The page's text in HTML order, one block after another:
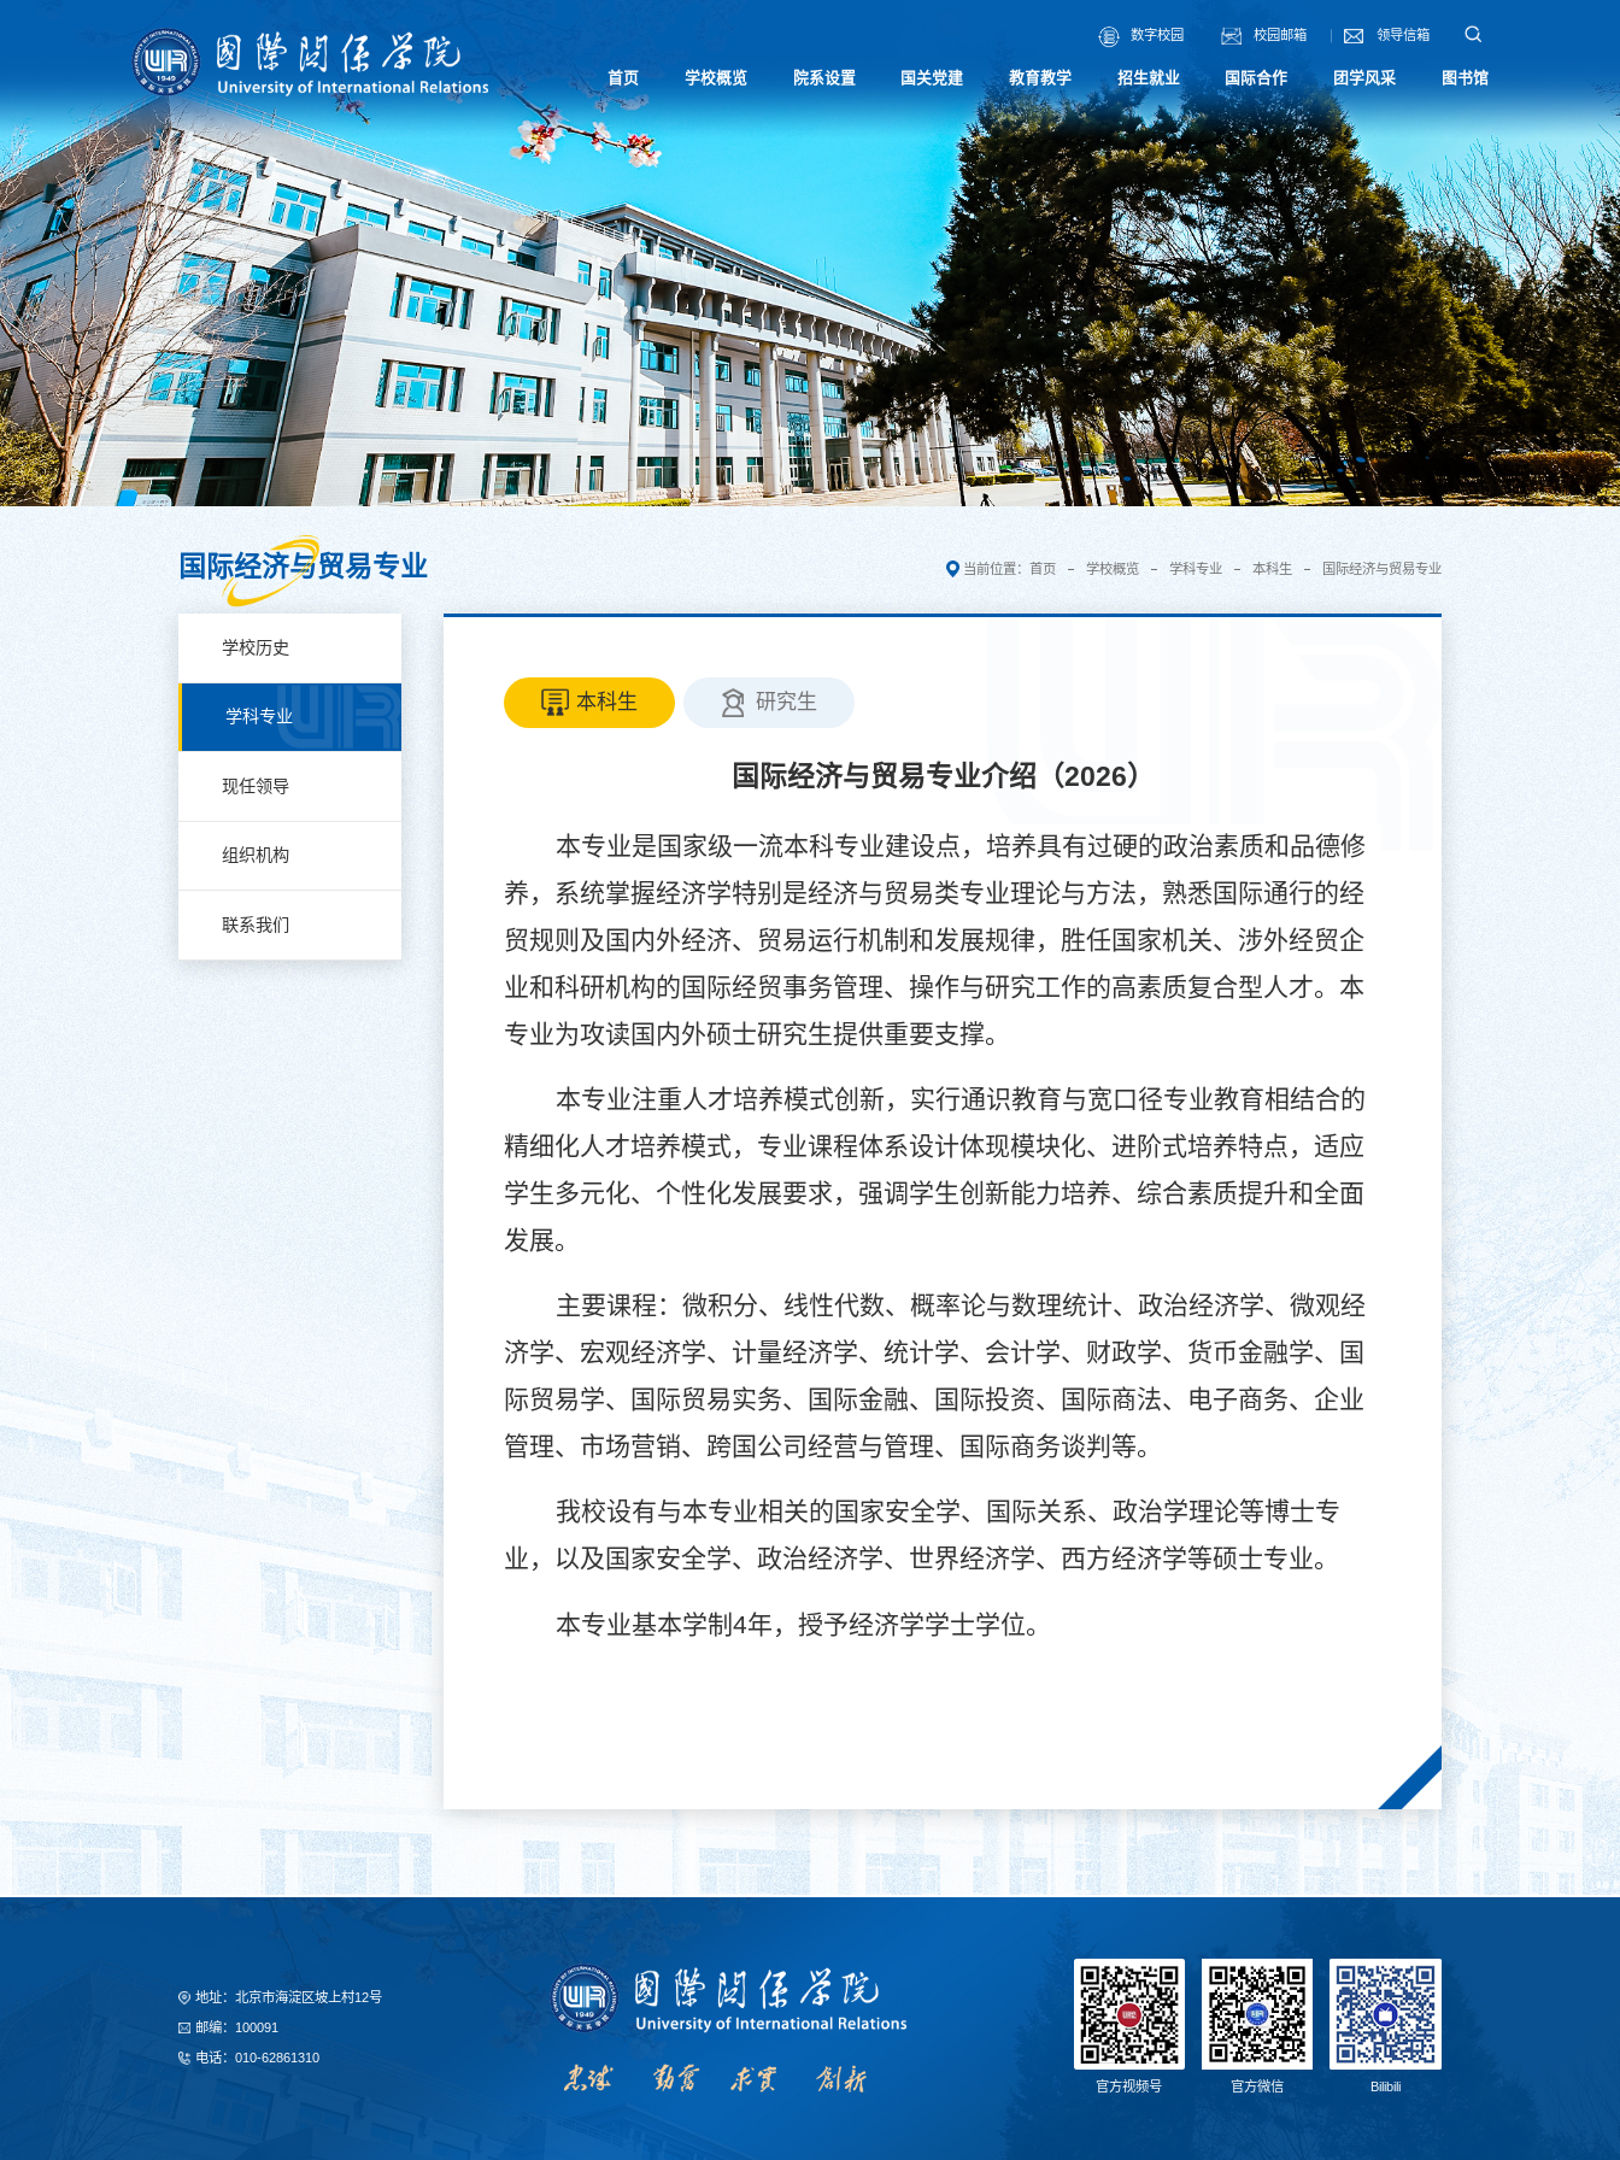
数字校园 校园邮箱 领导信箱
首页 学校概览 院系设置 国关党建 教育教学 招生就业 国际合作 团学风采 图书馆
国际经济与贸易专业 当前位置： 首页 学校概览 学科专业 本科生 国际经济与贸易专业
学校历史
学科专业
现任领导
组织机构
联系我们
本科生 研究生
国际经济与贸易专业介绍（2026）
本专业是国家级一流本科专业建设点，培养具有过硬的政治素质和品德修
养，系统掌握经济学特别是经济与贸易类专业理论与方法，熟悉国际通行的经
贸规则及国内外经济、贸易运行机制和发展规律，胜任国家机关、涉外经贸企
业和科研机构的国际经贸事务管理、操作与研究工作的高素质复合型人才。本
专业为攻读国内外硕士研究生提供重要支撑。
本专业注重人才培养模式创新，实行通识教育与宽口径专业教育相结合的
精细化人才培养模式，专业课程体系设计体现模块化、进阶式培养特点，适应
学生多元化、个性化发展要求，强调学生创新能力培养、综合素质提升和全面
发展。
主要课程：微积分、线性代数、概率论与数理统计、政治经济学、微观经
济学、宏观经济学、计量经济学、统计学、会计学、财政学、货币金融学、国
际贸易学、国际贸易实务、国际金融、国际投资、国际商法、电子商务、企业
管理、市场营销、跨国公司经营与管理、国际商务谈判等。
我校设有与本专业相关的国家安全学、国际关系、政治学理论等博士专
业，以及国家安全学、政治经济学、世界经济学、西方经济学等硕士专业。
本专业基本学制 4年，授予经济学学士学位。
地址：北京市海淀区坡上村12号
邮编：100091
电话：010-62861310
官方视频号
官方微信 Bilibili